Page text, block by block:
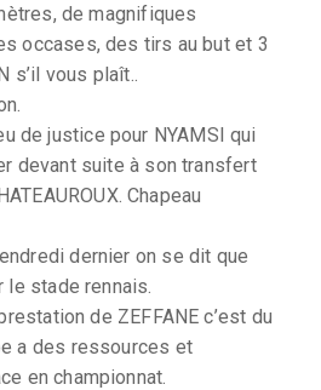
de magnifiques
occases, des tirs au but et 3
s’il vous plaît..
de justice pour NYAMSI qui
devant suite à son transfert
Chapeau
dernier on se dit que
le stade rennais.
de ZEFFANE c’est du
a des ressources et
en championnat.